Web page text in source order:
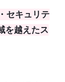
セキュリテ
を越えたス